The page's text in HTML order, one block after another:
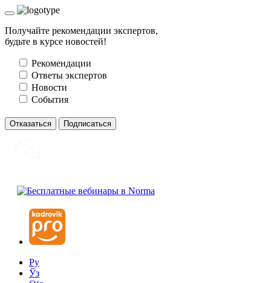
Получайте рекомендации экспертов,
будьте в курсе новостей!
Рекомендации
Ответы экспертов
Новости
События
Отказаться Подписаться
Ру
Ўз